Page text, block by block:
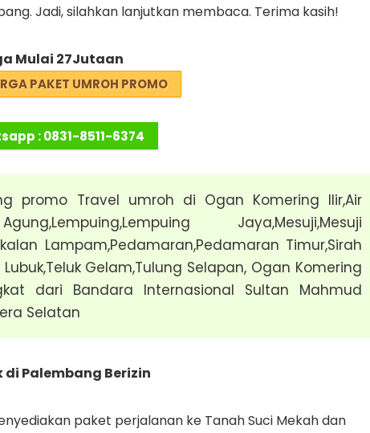
Jadi, silahkan lanjutkan membaca. Terima kasih!
Mulai 27Jutaan
PAKET UMROH PROMO
: 0831-8511-6374
promo Travel umroh di Ogan Komering Ilir,Air
Jaya,Mesuji,Mesuji
Lampam,Pedamaran,Pedamaran Timur,Sirah
Gelam,Tulung Selapan, Ogan Komering
dari Bandara Internasional Sultan Mahmud
Selatan
Palembang Berizin
paket perjalanan ke Tanah Suci Mekah dan